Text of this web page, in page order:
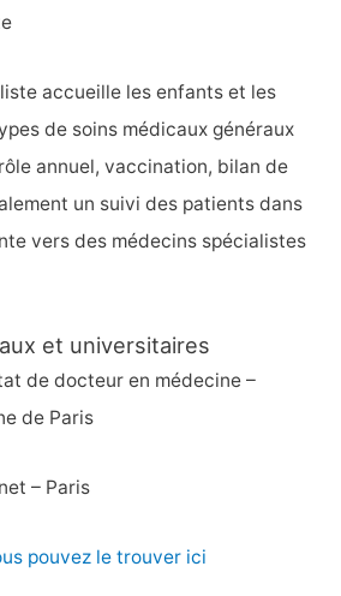
accueille les enfants et les
de soins médicaux généraux
annuel, vaccination, bilan de
un suivi des patients dans
vers des médecins spécialistes
et universitaires
de docteur en médecine –
de Paris
– Paris
pouvez le trouver ici